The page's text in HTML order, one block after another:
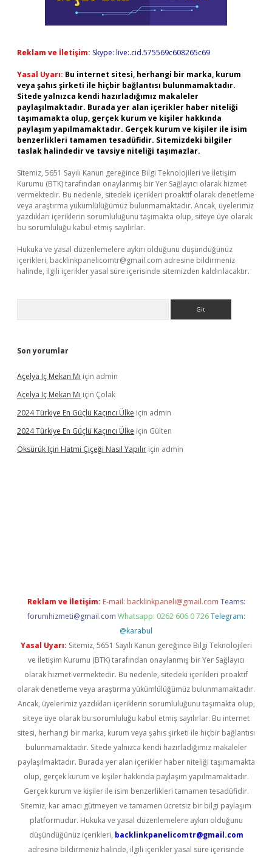
Reklam ve İletişim: Skype: live:.cid.575569c608265c69
Yasal Uyarı: Bu internet sitesi, herhangi bir marka, kurum
veya şahıs şirketi ile hiçbir bağlantısı bulunmamaktadır.
Sitede yalnızca kendi hazırladığımız makaleler
paylaşılmaktadır. Burada yer alan içerikler haber niteliği
taşımamakta olup, gerçek kurum ve kişiler hakkında
paylaşım yapılmamaktadır. Gerçek kurum ve kişiler ile isim
benzerlikleri tamamen tesadüfidir. Sitemizdeki bilgiler
taslak halindedir ve tavsiye niteliği taşımazlar.
Sitemiz, 5651 Sayılı Kanun gereğince Bilgi Teknolojileri ve İletişim
Kurumu (BTK) tarafından onaylanmış bir Yer Sağlayıcı olarak hizmet
vermektedir. Bu nedenle, sitedeki içerikleri proaktif olarak denetleme
veya araştırma yükümlülüğümüz bulunmamaktadır. Ancak, üyelerimiz
yazdıkları içeriklerin sorumluluğunu taşımakta olup, siteye üye olarak
bu sorumluluğu kabul etmiş sayılırlar.
Hukuka ve yasal düzenlemelere aykırı olduğunu düşündüğünüz
içerikleri, backlinkpanelicomtr@gmail.com adresine bildirmeniz
halinde, ilgili içerikler yasal süre içerisinde sitemizden kaldırılacaktır.
Son yorumlar
Açelya Iç Mekan Mı için admin
Açelya Iç Mekan Mı için Çolak
2024 Türkiye En Güçlü Kaçıncı Ülke için admin
2024 Türkiye En Güçlü Kaçıncı Ülke için Gülten
Öksürük Için Hatmi Çiçeği Nasıl Yapılır için admin
Reklam ve İletişim: E-mail: backlinkpaneli@gmail.com Teams:
forumhizmeti@gmail.com Whatsapp: 0262 606 0 726 Telegram:
@karabul
Yasal Uyarı: Sitemiz, 5651 Sayılı Kanun gereğince Bilgi Teknolojileri
ve İletişim Kurumu (BTK) tarafından onaylanmış bir Yer Sağlayıcı
olarak hizmet vermektedir. Bu nedenle, sitedeki içerikleri proaktif
olarak denetleme veya araştırma yükümlülüğümüz bulunmamaktadır.
Ancak, üyelerimiz yazdıkları içeriklerin sorumluluğunu taşımakta olup,
siteye üye olarak bu sorumluluğu kabul etmiş sayılırlar. Bu internet
sitesi, herhangi bir marka, kurum veya şahıs şirketi ile hiçbir bağlantısı
bulunmamaktadır. Sitede yalnızca kendi hazırladığımız makaleler
paylaşılmaktadır. Burada yer alan içerikler haber niteliği taşımamakta
olup, gerçek kurum ve kişiler hakkında paylaşım yapılmamaktadır.
Gerçek kurum ve kişiler ile isim benzerlikleri tamamen tesadüfidir.
Sitemiz, kar amacı gütmeyen ve tamamen ücretsiz bir bilgi paylaşım
platformudur. Hukuka ve yasal düzenlemelere aykırı olduğunu
düşündüğünüz içerikleri, backlinkpanelicomtr@gmail.com
adresine bildirmeniz halinde, ilgili içerikler yasal süre içerisinde